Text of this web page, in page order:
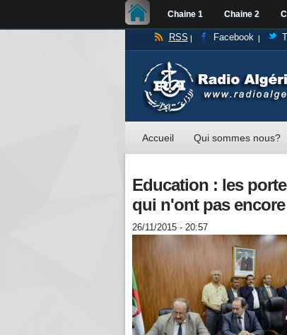
Chaine 1 Chaine 2
RSS Facebook
Accueil Qui sommes nous?
Education : les
qui n'ont pas
26/11/2015 - 20:57